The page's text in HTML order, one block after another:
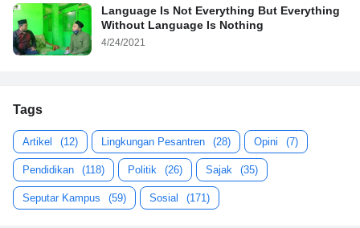
Language Is Not Everything But Everything
Without Language Is Nothing
4/24/2021
Tags
Artikel (12) Lingkungan Pesantren (28) Opini (7)
Pendidikan (118) Politik (26) Sajak (35)
Seputar Kampus (59) Sosial (171)